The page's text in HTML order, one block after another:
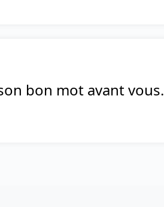
bon mot avant vous.